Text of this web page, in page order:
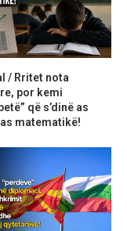
/ Rritet nota
por kemi
që s’dinë as
as matematikë!